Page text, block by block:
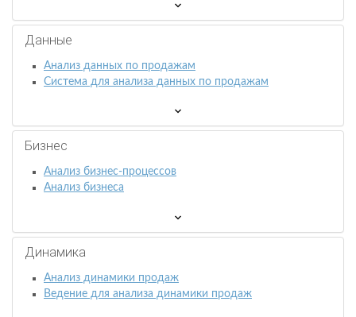
Данные
Анализ данных по продажам
Система для анализа данных по продажам
Бизнес
Анализ бизнес-процессов
Анализ бизнеса
Динамика
Анализ динамики продаж
Ведение для анализа динамики продаж